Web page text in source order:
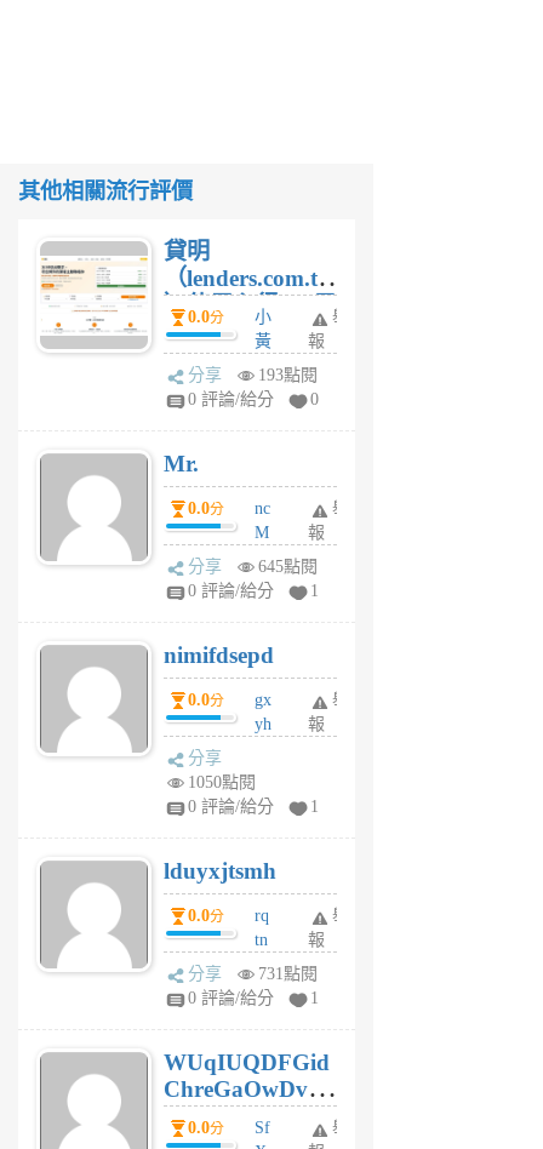
其他相關流行評價
貸明
（lenders.com.tw
）使用心得 — 民
間貸款比較平台
體驗
0.0分
小
黃
蜂
1
舉
報
分享
193點閱
0 評論/給分
0
Mr.
0.0分
nc
M
U
F
U
5
個
月
舉
報
分享
645點閱
0 評論/給分
1
nimifdsepd
0.0分
gx
yh
jl
月
前
舉
報
分享
1050點閱
0 評論/給分
1
lduyxjtsmh
0.0分
rq
tn
jt
gl
個
月
前
舉
報
分享
731點閱
0 評論/給分
1
WUqIUQDFGid
ChreGaOwDv
dY0.0分
Sf
舉